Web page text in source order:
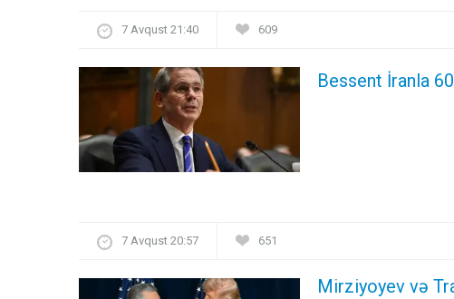
7 Avqust 21:40 609
Bessent İranla
7 Avqust 20:57 651
Mirziyoyev və